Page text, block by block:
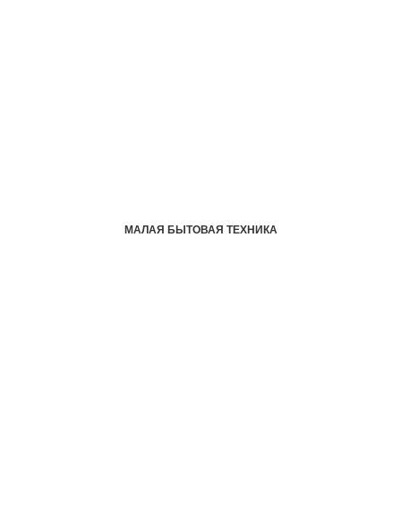
МАЛАЯ БЫТОВАЯ ТЕХНИКА